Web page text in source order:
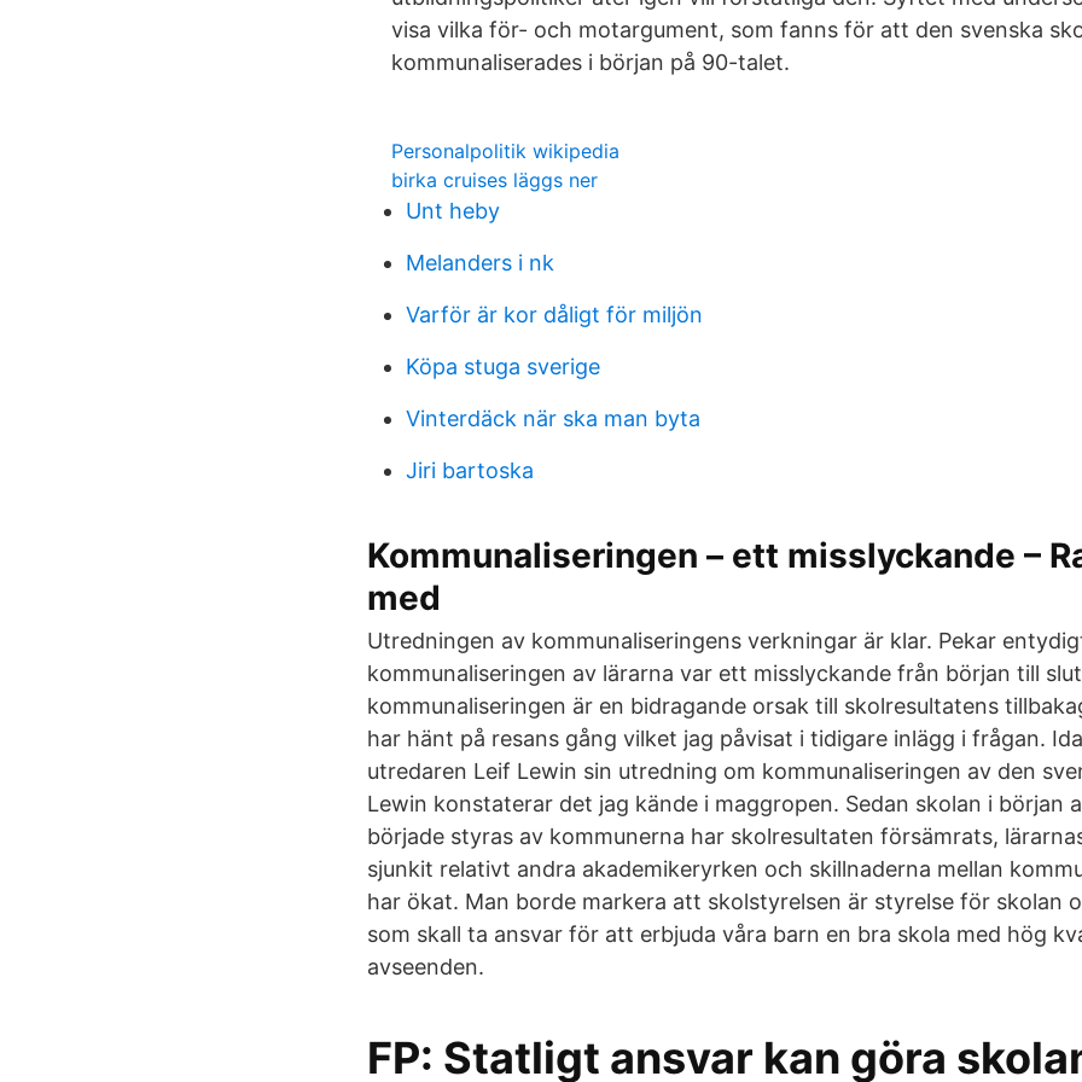
visa vilka för- och motargument, som fanns för att den svenska
kommunaliserades i början på 90-talet.
Personalpolitik wikipedia
birka cruises läggs ner
Unt heby
Melanders i nk
Varför är kor dåligt för miljön
Köpa stuga sverige
Vinterdäck när ska man byta
Jiri bartoska
Kommunaliseringen – ett misslyckande –
med
Utredningen av kommunaliseringens verkningar är klar. Pekar
kommunaliseringen av lärarna var ett misslyckande från början till
kommunaliseringen är en bidragande orsak till skolresultatens
har hänt på resans gång vilket jag påvisat i tidigare inlägg i frågan.
utredaren Leif Lewin sin utredning om kommunaliseringen av den
Lewin konstaterar det jag kände i maggropen. Sedan skolan i början
började styras av kommunerna har skolresultaten försämrats,
sjunkit relativt andra akademikeryrken och skillnaderna mellan
har ökat. Man borde markera att skolstyrelsen är styrelse för skolan
som skall ta ansvar för att erbjuda våra barn en bra skola med hög
avseenden.
FP: Statligt ansvar kan göra